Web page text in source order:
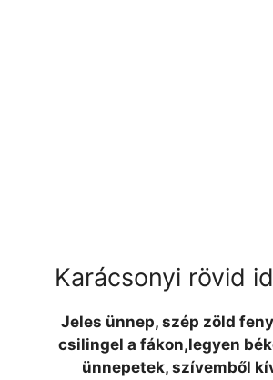
Karácsonyi rövid
Jeles ünnep, szép zöld
csilingel a fákon,legyen
ünnepetek, szívemből